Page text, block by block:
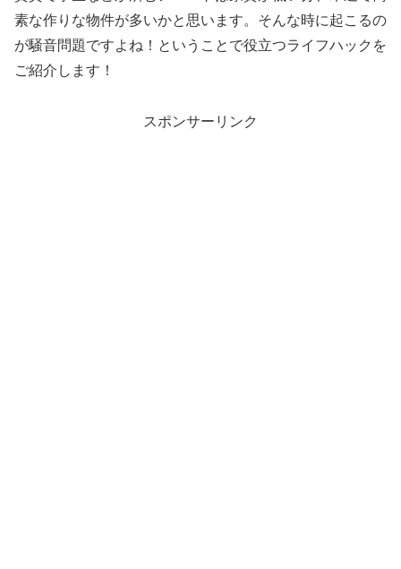
素な作りな物件が多いかと思います。そんな時に起こるの
が騒音問題ですよね！ということで役立つライフハックを
ご紹介します！
スポンサーリンク